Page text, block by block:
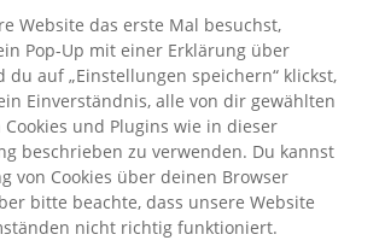
Website das erste Mal besuchst,
Pop-Up mit einer Erklärung über
du auf „Einstellungen speichern“ klickst,
Einverständnis, alle von dir gewählten
Cookies und Plugins wie in dieser
beschrieben zu verwenden. Du kannst
von Cookies über deinen Browser
bitte beachte, dass unsere Website
nicht richtig funktioniert.